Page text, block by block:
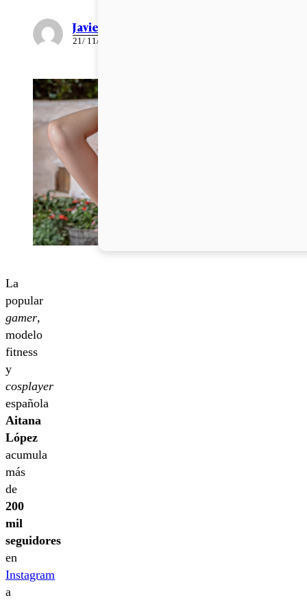
Javiera Latorre
21/ 11/ 2023
La
popular
gamer,
modelo
fitness
y
cosplayer
española
Aitana
López
acumula
más
de
200
mil
seguidores
en
Instagram
a